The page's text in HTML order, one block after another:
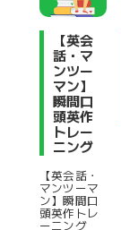
【英会
話・マ
ンツー
マン】
瞬間口
頭英作
トレー
ニング
【英会話・
マンツーマ
ン】瞬間口
頭英作トレ
ーニング